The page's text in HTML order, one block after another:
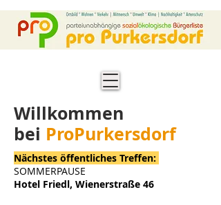
Willkommen
bei ProPurkersdorf
Nächstes öffentliches Treffen:
SOMMERPAUSE
Hotel Friedl, Wienerstraße 46